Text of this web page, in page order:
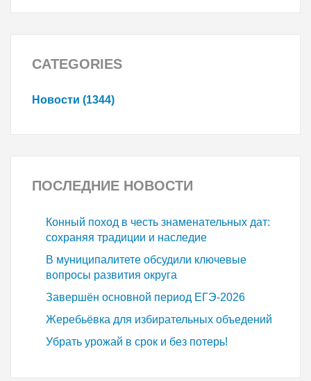
CATEGORIES
Новости (1344)
ПОСЛЕДНИЕ НОВОСТИ
Конный поход в честь знаменательных дат:
сохраняя традиции и наследие
В муниципалитете обсудили ключевые
вопросы развития округа
Завершён основной период ЕГЭ-2026
Жеребьёвка для избирательных объедений
Убрать урожай в срок и без потерь!